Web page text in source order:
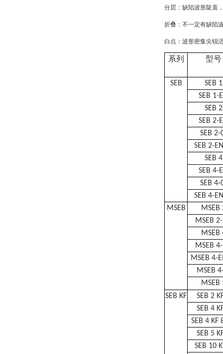
分层：缺陷波形陡直
折叠：不一定有缺陷
白点：波形密集尖锐
系列 型号
SEB
SEB 1
SEB 1-
SEB 2
SEB 2-
SEB 2-
SEB 2-
SEB 4
SEB 4-
SEB 4-
SEB 4-
MSEB
MSEB
MSEB
MSEB
MSEB
MSEB 4-
MSEB
MSEB
SEB KF
SEB 2
SEB 4
SEB 4 KF
SEB 5
SEB 10